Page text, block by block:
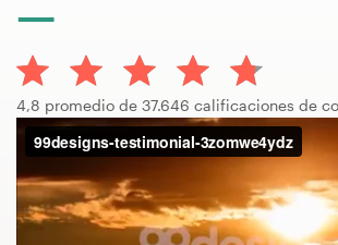
4,8 promedio de 37.646 calificaciones de
Inspiración
99designs Pro
Servicios
de
diseño